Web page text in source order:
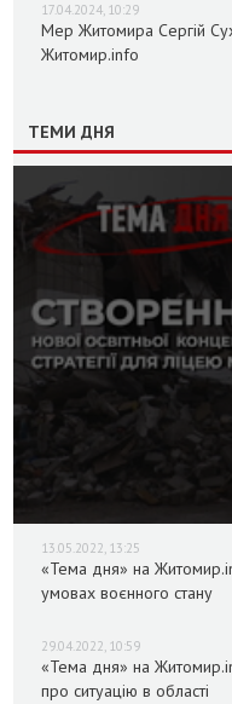
17.04.2024, 10:29
Мер Житомира Сергій
Житомир.info
ТЕМИ ДНЯ
13.05.2022, 13:25
«Тема дня» на
умовах воєнного стану
29.04.2022, 10:59
«Тема дня» на
про ситуацію в області